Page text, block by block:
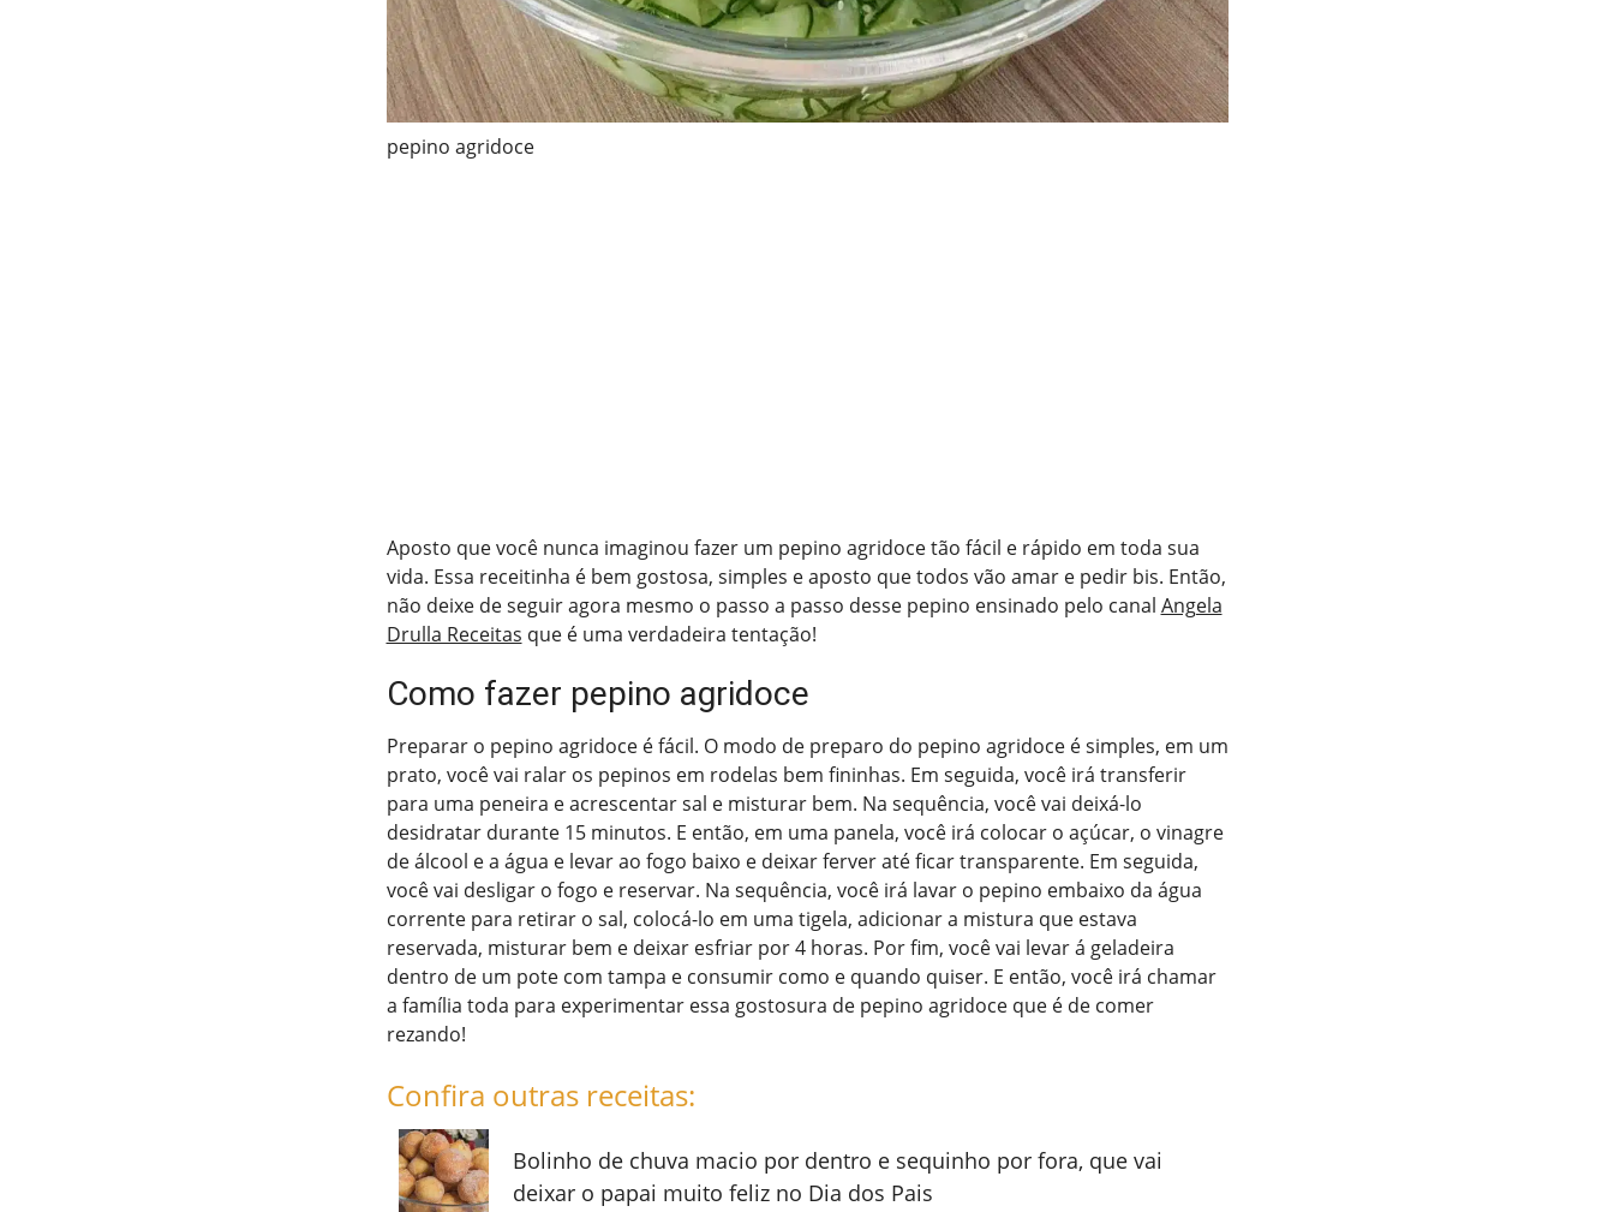
pepino agridoce
Aposto que você nunca imaginou fazer um pepino agridoce tão fácil e rápido em toda sua
vida. Essa receitinha é bem gostosa, simples e aposto que todos vão amar e pedir bis. Então,
não deixe de seguir agora mesmo o passo a passo desse pepino ensinado pelo canal Angela
Drulla Receitas que é uma verdadeira tentação!
Como fazer pepino agridoce
Preparar o pepino agridoce é fácil. O modo de preparo do pepino agridoce é simples, em um
prato, você vai ralar os pepinos em rodelas bem fininhas. Em seguida, você irá transferir
para uma peneira e acrescentar sal e misturar bem. Na sequência, você vai deixá-lo
desidratar durante 15 minutos. E então, em uma panela, você irá colocar o açúcar, o vinagre
de álcool e a água e levar ao fogo baixo e deixar ferver até ficar transparente. Em seguida,
você vai desligar o fogo e reservar. Na sequência, você irá lavar o pepino embaixo da água
corrente para retirar o sal, colocá-lo em uma tigela, adicionar a mistura que estava
reservada, misturar bem e deixar esfriar por 4 horas. Por fim, você vai levar á geladeira
dentro de um pote com tampa e consumir como e quando quiser. E então, você irá chamar
a família toda para experimentar essa gostosura de pepino agridoce que é de comer
rezando!
Confira outras receitas:
Bolinho de chuva macio por dentro e sequinho por fora, que vai
deixar o papai muito feliz no Dia dos Pais